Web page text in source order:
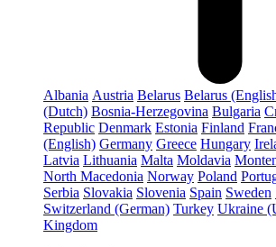
Albania Austria Belarus Belarus
(Dutch) Bosnia-Herzegovina Bulgaria
Republic Denmark Estonia Finland
(English) Germany Greece Hungary
Latvia Lithuania Malta Moldavia
North Macedonia Norway Poland
Serbia Slovakia Slovenia Spain Sweden
Switzerland (German) Turkey Ukraine
Kingdom